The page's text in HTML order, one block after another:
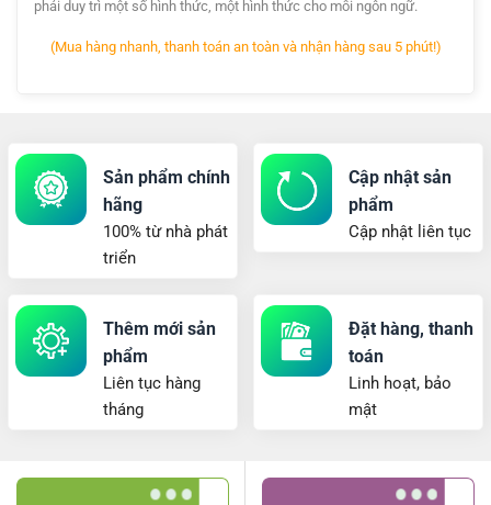
phải duy trì một số hình thức, một hình thức cho mỗi ngôn ngữ.
(Mua hàng nhanh, thanh toán an toàn và nhận hàng sau 5 phút!)
Sản phẩm chính
hãng
100% từ nhà phát
triển
Cập nhật sản
phẩm
Cập nhật liên tục
Thêm mới sản
phẩm
Liên tục hàng
tháng
Đặt hàng, thanh
toán
Linh hoạt, bảo
mật